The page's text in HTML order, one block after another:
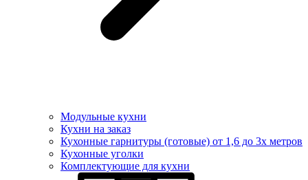
Модульные кухни
Кухни на заказ
Кухонные гарнитуры (готовые) от 1,6 до 3х метров
Кухонные уголки
Комплектующие для кухни